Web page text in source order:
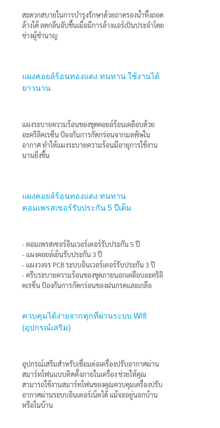
สะดวกสบายในการบำรุงรักษาด้วยถาดรองน้ำทิ้งถอด
ล้างได้ ลดกลิ่นอับชื้นเมื่อมีการล้างแอร์เป็นประจำโดย
ช่างผู้ชำนาญ
แผงคอยล์ร้อนทองแดง ทนทาน ใช้งานได้
ยาวนาน
แผงระบายความร้อนของชุดคอยล์ร้อนเคลือบด้วย
อะคริลิคเรซิ่น ป้องกันการกัดกร่อนจากมลพิษใน
อากาศ ทำให้แผงระบายความร้อนมีอายุการใช้งาน
นานยิ่งขึ้น
แผงคอยล์ร้อนทองแดง ทนทาน
คอมเพรสเซอร์รับประกัน 5 ปีเต็ม
- คอมเพรสเซอร์อินเวอร์เตอร์รับประกัน 5 ปี
- แผงคอยล์เย็นรับประกัน 3 ปี
- แผงวงจร PCB ระบบอินเวอร์เตอร์รับประกัน 3 ปี
- ครีบระบายความร้อนของชุดภายนอกเคลือบอะคริลิ
คเรซิ่น ป้องกันการกัดกร่อนของฝนกรดและเกลือ
ควบคุมได้ง่ายจากทุกที่ผ่านระบบ Wifi
(อุปกรณ์เสริม)
อุปกรณ์เสริมสำหรับเชื่อมต่อเครื่องปรับอากาศผ่าน
สมาร์ทโฟนแบบติดตั้งภายในเครื่อง ช่วยให้คุณ
สามารถใช้งานสมาร์ทโฟนของคุณควบคุมเครื่องปรับ
อากาศผ่านระบบอินเตอร์เน็ตได้ แม้จะอยู่นอกบ้าน
หรือในบ้าน